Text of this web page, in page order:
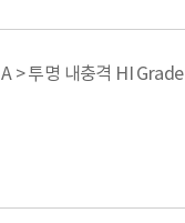
> 투명 내충격 HI Grade